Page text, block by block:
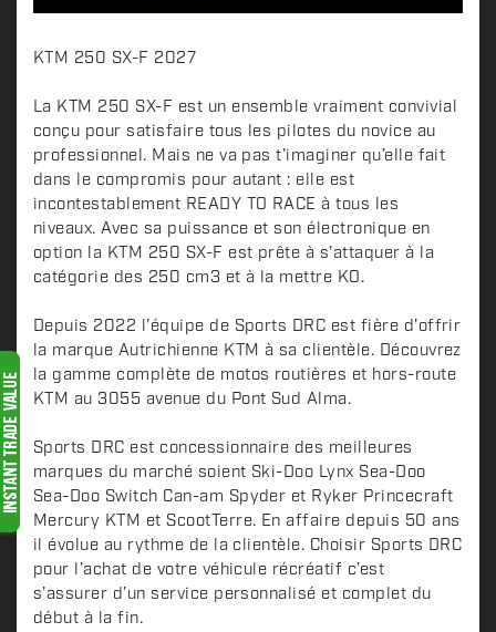
D
s
c
r
i
p
t
i
n
KTM 250 SX-F 2027
La KTM 250 SX-F est un ensemble vraiment convivial
conçu pour satisfaire tous les pilotes du novice au
professionnel. Mais ne va pas t’imaginer qu’elle fait
dans le compromis pour autant : elle est
incontestablement READY TO RACE à tous les
niveaux. Avec sa puissance et son électronique en
option la KTM 250 SX-F est prête à s'attaquer à la
catégorie des 250 cm3 et à la mettre KO.
Depuis 2022 l'équipe de Sports DRC est fière d'offrir
la marque Autrichienne KTM à sa clientèle. Découvrez
la gamme complète de motos routières et hors-route
KTM au 3055 avenue du Pont Sud Alma.
Sports DRC est concessionnaire des meilleures
marques du marché soient Ski-Doo Lynx Sea-Doo
Sea-Doo Switch Can-am Spyder et Ryker Princecraft
Mercury KTM et ScootTerre. En affaire depuis 50 ans
il évolue au rythme de la clientèle. Choisir Sports DRC
pour l’achat de votre véhicule récréatif c’est
s’assurer d’un service personnalisé et complet du
début à la fin.